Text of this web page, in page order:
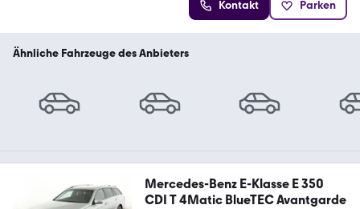
Kontakt Parken
Ähnliche Fahrzeuge des Anbieters
Mercedes-Benz E-Klasse E 350
CDI T 4Matic BlueTEC Avantgarde